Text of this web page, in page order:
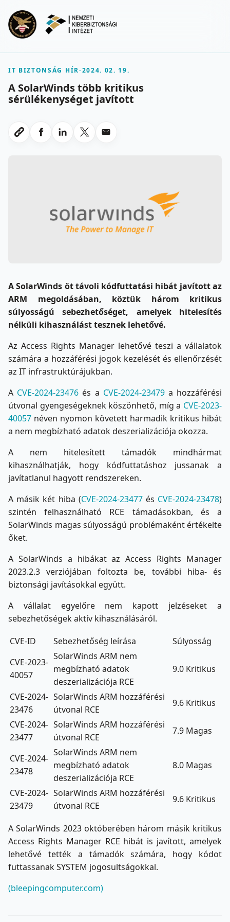
IT BIZTONSÁG HÍR-2024. 02. 19.
A SolarWinds több kritikus
sérülékenységet javított
Link masolasa
Megosztas Facebookon
Megosztas LinkedInen
Megosztas X-en
Megosztas emailben
A SolarWinds öt távoli kódfuttatási hibát javított az
ARM megoldásában, köztük három kritikus
súlyosságú sebezhetőséget, amelyek hitelesítés
nélküli kihasználást tesznek lehetővé.
Az Access Rights Manager lehetővé teszi a vállalatok
számára a hozzáférési jogok kezelését és ellenőrzését
az IT infrastruktúrájukban.
A CVE-2024-23476 és a CVE-2024-23479a hozzáférési
útvonal gyengeségeknek köszönhető, míg a CVE-2023-
40057 néven nyomon követett harmadik kritikus hibát
a nem megbízható adatok deszerializációja okozza.
A nem hitelesített támadók mindhármat
kihasználhatják, hogy kódfuttatáshoz jussanak a
javítatlanul hagyott rendszereken.
A másik két hiba (CVE-2024-23477és CVE-2024-23478)
szintén felhasználható RCE támadásokban, és a
SolarWinds magas súlyosságú problémaként értékelte
őket.
A SolarWinds a hibákat az Access Rights Manager
2023.2.3 verziójában foltozta be, további hiba- és
biztonsági javításokkal együtt.
A vállalat egyelőre nem kapott jelzéseket a
sebezhetőségek aktív kihasználásáról.
CVE-ID
Sebezhetőség leírása
Súlyosság
CVE-2023-
40057
SolarWinds ARM nem
megbízható adatok
deszerializációja RCE
9.0 Kritikus
CVE-2024-
23476
SolarWinds ARM hozzáférési
útvonal RCE
9.6 Kritikus
CVE-2024-
23477
SolarWinds ARM hozzáférési
útvonal RCE
7.9 Magas
CVE-2024-
23478
SolarWinds ARM nem
megbízható adatok
deszerializációja RCE
8.0 Magas
CVE-2024-
23479
SolarWinds ARM hozzáférési
útvonal RCE
9.6 Kritikus
A SolarWinds 2023 októberében három másik kritikus
Access Rights Manager RCE hibát is javított, amelyek
lehetővé tették a támadók számára, hogy kódot
futtassanak SYSTEM jogosultságokkal.
(bleepingcomputer.com)